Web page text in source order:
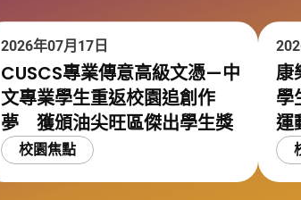
2026年07月17日
CUSCS專業傳意高級文憑—中
文專業學生重返校園追創作
夢 獲頒油尖旺區傑出學生獎
校園焦點
康
學
運